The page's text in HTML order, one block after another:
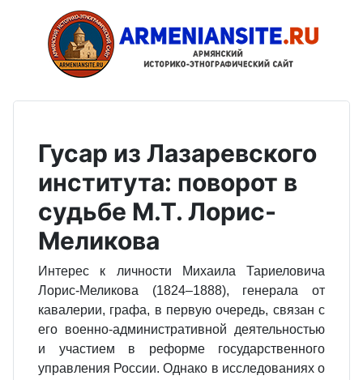
Гусар из Лазаревского
института: поворот в
судьбе М.Т. Лорис-
Меликова
Интерес к личности Михаила Тариеловича
Лорис-Меликова (1824–1888), генерала от
кавалерии, графа, в первую очередь, связан с
его военно-административной деятельностью
и участием в реформе государственного
управления России. Однако в исследованиях о